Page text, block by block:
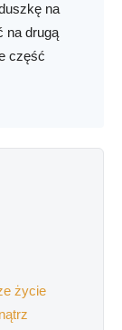
na
na drugą
część
życie